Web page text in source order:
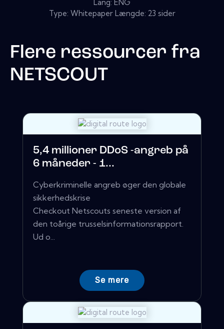
Lang: ENG
Type: Whitepaper Længde: 23 sider
Flere ressourcer fra
NETSCOUT
5,4 millioner DDoS -angreb på
6 måneder - 1...
Cyberkriminelle angreb øger den globale
sikkerhedskrise
Checkout Netscouts seneste version af
den toårige trusselsinformationsrapport.
Ud o...
Se mere